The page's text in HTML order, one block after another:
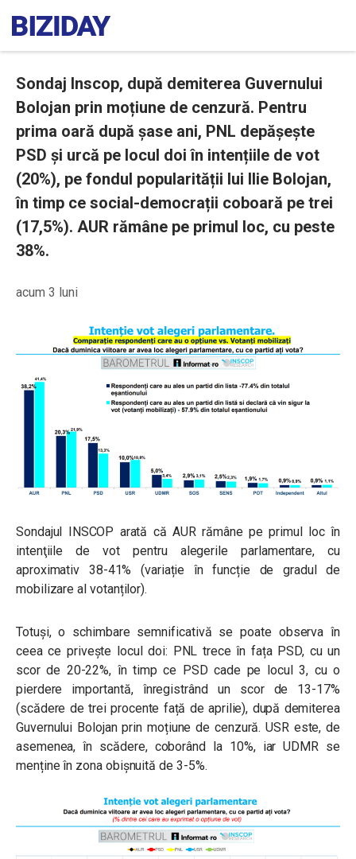
Sondaj Inscop, după demiterea Guvernului
Bolojan prin moțiune de cenzură. Pentru
prima oară după șase ani, PNL depășește
PSD și urcă pe locul doi în intențiile de vot
(20%), pe fondul popularității lui Ilie Bolojan,
în timp ce social-democrații coboară pe trei
(17,5%). AUR rămâne pe primul loc, cu peste
38%.
acum 3 luni
Sondajul INSCOP arată că AUR rămâne pe primul loc în
intenţiile de vot pentru alegerile parlamentare, cu
aproximativ 38-41% (variație în funcție de gradul de
mobilizare al votanților).
Totuși, o schimbare semnificativă se poate observa în
ceea ce privește locul doi: PNL trece în fața PSD, cu un
scor de 20-22%, în timp ce PSD cade pe locul 3, cu o
pierdere importantă, înregistrând un scor de 13-17%
(scădere de trei procente față de aprilie), după demiterea
Guvernului Bolojan prin moțiune de cenzură. USR este, de
asemenea, în scădere, coborând la 10%, iar UDMR se
menține în zona obișnuită de 3-5%.